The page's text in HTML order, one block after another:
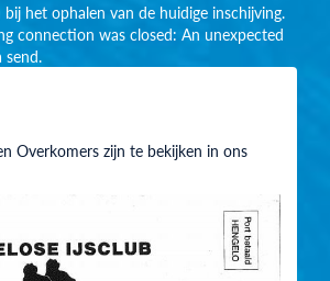
bij het ophalen van de huidige inschijving.
connection was closed: An unexpected
send.
Overkomers zijn te bekijken in ons